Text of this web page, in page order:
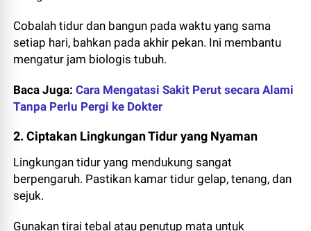
Cobalah tidur dan bangun pada waktu yang sama
setiap hari, bahkan pada akhir pekan. Ini membantu
mengatur jam biologis tubuh.
Baca Juga:Cara Mengatasi Sakit Perut secara Alami
Tanpa Perlu Pergi ke Dokter
2. Ciptakan Lingkungan Tidur yang Nyaman
Lingkungan tidur yang mendukung sangat
berpengaruh. Pastikan kamar tidur gelap, tenang, dan
sejuk.
Gunakan tirai tebal atau penutup mata untuk